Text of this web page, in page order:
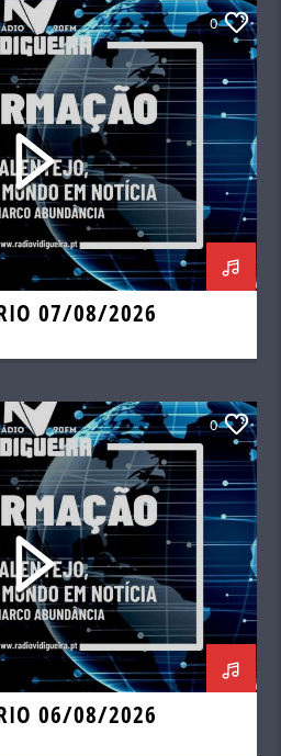
0
07/08/2026
0
06/08/2026